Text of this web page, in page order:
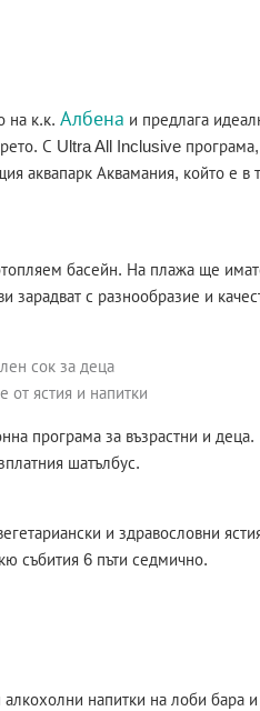
на к.к. Албена и предлага
С Ultra All Inclusive
аквапарк Аквамания, който е в
басейн. На плажа ще
зарадват с разнообразие и
сок за деца
от ястия и напитки
програма за възрастни и деца.
шатълбус.
и здравословни
събития 6 пъти седмично.
напитки на лоби бара